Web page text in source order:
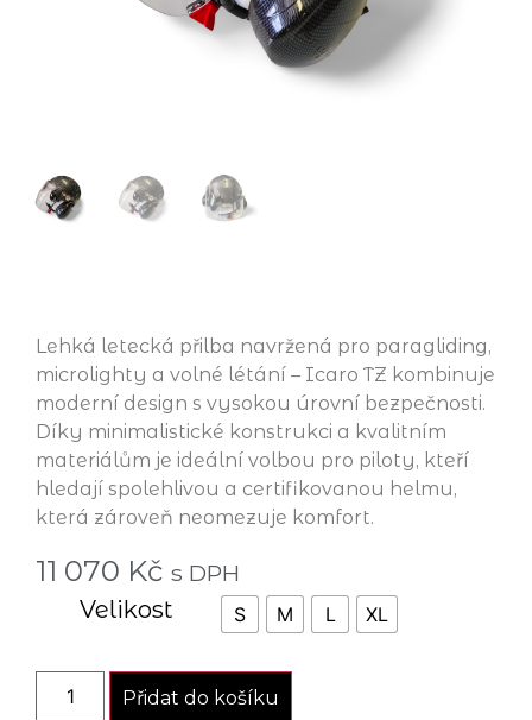
Lehká letecká přilba navržená pro paragliding,
microlighty a volné létání – Icaro TZ kombinuje
moderní design s vysokou úrovní bezpečnosti.
Díky minimalistické konstrukci a kvalitním
materiálům je ideální volbou pro piloty, kteří
hledají spolehlivou a certifikovanou helmu,
která zároveň neomezuje komfort.
11 070 Kč s DPH
Velikost
S M L XL
Přidat do košíku